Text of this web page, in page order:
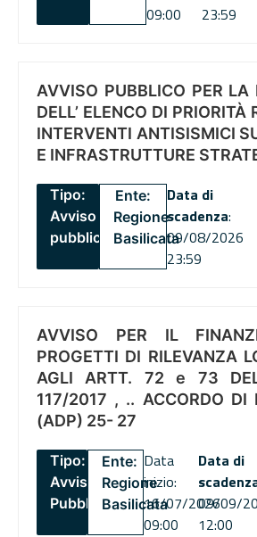
09:00
23:59
AVVISO PUBBLICO PER LA
DELL’ ELENCO DI PRIORITÀ
INTERVENTI ANTISISMICI
E INFRASTRUTTURE
Tipo:
Avviso
pubblico
Ente:
Regione
Basilicata
Data di
scadenza:
09/08/2026
23:59
AVVISO PER IL
PROGETTI DI RILEVANZA
AGLI ARTT. 72 e 73
117/2017 , .. ACCORDO DI
(ADP) 25- 27
Tipo:
Avviso
Pubblico
Ente:
Regione
Basilicata
Data
inizio:
16/07/2026
09:00
Data di
09/09/
12:00